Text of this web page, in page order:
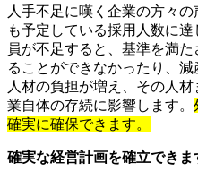
人手不足に嘆く企業の方々
も予定している採用人数に
員が不足すると、基準を満
ることができなかったり、
人材の負担が増え、その人
業自体の存続に影響します。
確実に確保できます。
確実な経営計画を確立できま